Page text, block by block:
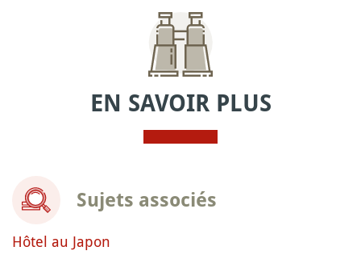
EN SAVOIR PLUS
Sujets associés
Hôtel au Japon